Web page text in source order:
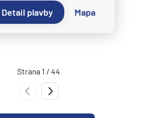
Joy
Luna
Sky
Spirit
Detail plavby Mapa
Strana 1 / 44
Predchádzajúca strana